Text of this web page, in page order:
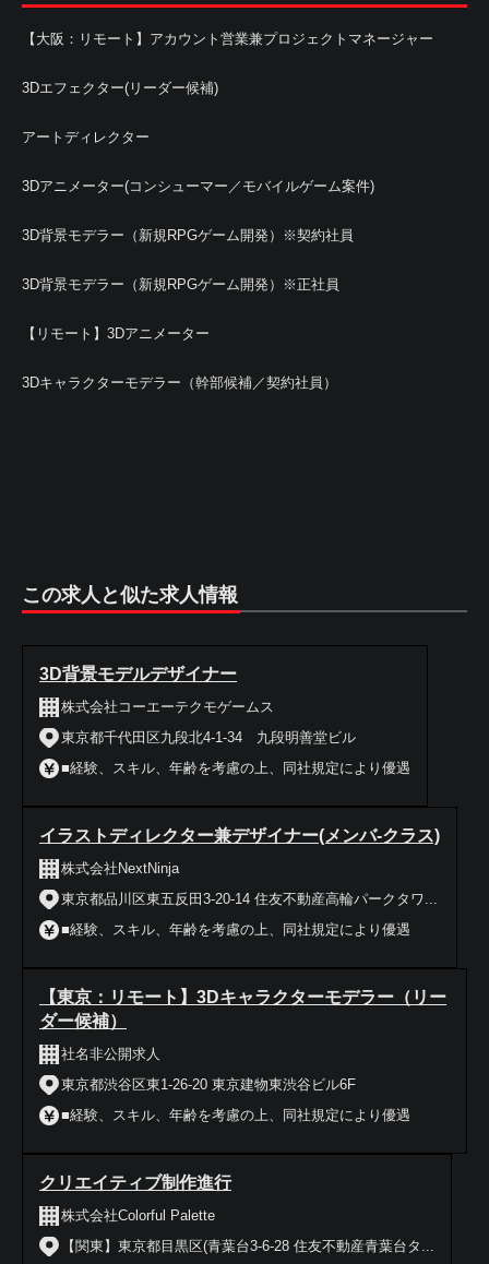
【大阪：リモート】アカウント営業兼プロジェクトマネージャー
3Dエフェクター(リーダー候補)
アートディレクター
3Dアニメーター(コンシューマー／モバイルゲーム案件)
3D背景モデラー（新規RPGゲーム開発）※契約社員
3D背景モデラー（新規RPGゲーム開発）※正社員
【リモート】3Dアニメーター
3Dキャラクターモデラー（幹部候補／契約社員）
この求人と似た求人情報
3D背景モデルデザイナー
株式会社コーエーテクモゲームス
東京都千代田区九段北4-1-34 九段明善堂ビル
■経験、スキル、年齢を考慮の上、同社規定により優遇
イラストディレクター兼デザイナー(メンバ‐クラス)
株式会社NextNinja
東京都品川区東五反田3-20-14 住友不動産高輪パークタワ...
■経験、スキル、年齢を考慮の上、同社規定により優遇
【東京：リモート】3Dキャラクターモデラー（リー
ダー候補）
社名非公開求人
東京都渋谷区東1-26-20 東京建物東渋谷ビル6F
■経験、スキル、年齢を考慮の上、同社規定により優遇
クリエイティブ制作進行
株式会社Colorful Palette
【関東】東京都目黒区(青葉台3-6-28 住友不動産青葉台タ...